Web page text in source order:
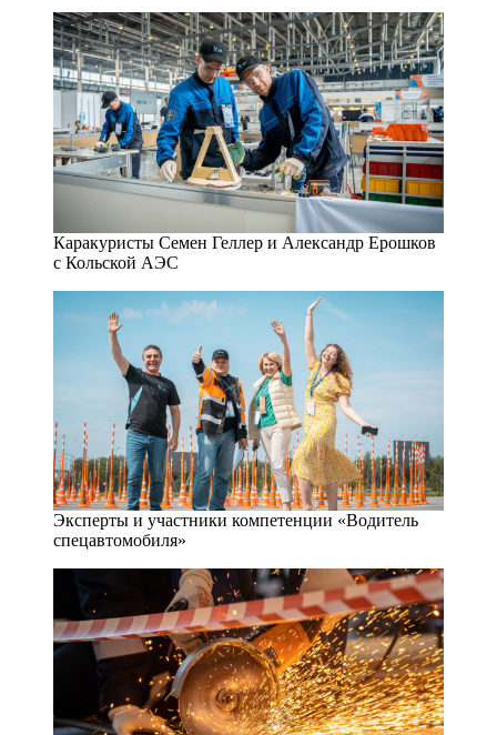
Каракуристы Семен Геллер и Александр Ерошков
с Кольской АЭС
Эксперты и участники компетенции «Водитель
спецавтомобиля»